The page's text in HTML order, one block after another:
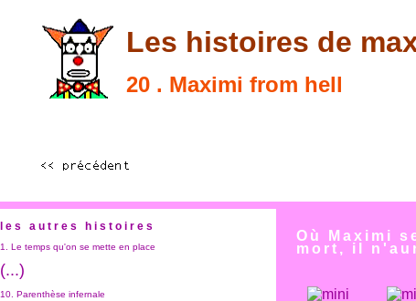
Les histoires de
20 . Maximi from hell
les autres histoires
1. Le temps qu'on se mette en place
(...)
10. Parenthèse infernale
Où Maximi
mort, il